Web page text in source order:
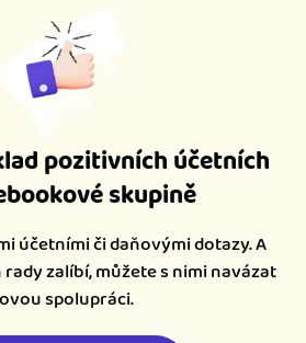
pozitivních účetních
skupině
účetními či daňovými dotazy. A
zalíbí, můžete s nimi navázat
spolupráci.